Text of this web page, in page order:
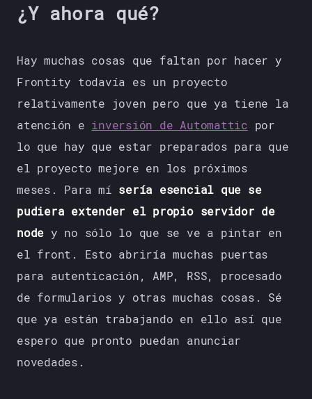
¿Y ahora qué?
Hay muchas cosas que faltan por hacer y
Frontity todavía es un proyecto
relativamente joven pero que ya tiene la
atención e inversión de Automattic por
lo que hay que estar preparados para que
el proyecto mejore en los próximos
meses. Para mí sería esencial que se
pudiera extender el propio servidor de
node y no sólo lo que se ve a pintar en
el front. Esto abriría muchas puertas
para autenticación, AMP, RSS, procesado
de formularios y otras muchas cosas. Sé
que ya están trabajando en ello así que
espero que pronto puedan anunciar
novedades.